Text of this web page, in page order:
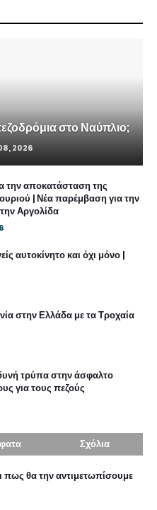
στο Ναύπλιο;
2026
την αποκατάσταση της
| Νέα παρέμβαση για την
Αργολίδα
αυτοκίνητο και όχι μόνο |
στην Ελλάδα με τα Τροχαία
τρύπα στην άσφαλτο
για τους πεζούς
Σχόλια
πως θα την αντιμετωπίσουμε